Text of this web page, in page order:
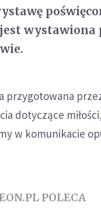
wystawiona
przygotowana
dotyczące
w komunikacie
POLECA